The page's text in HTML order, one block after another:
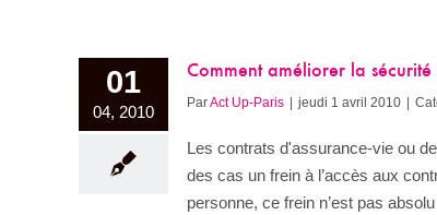
01
04, 2010
Comment améliorer la
ParAct Up-Paris | jeudi 1 avril 2010 |
Les contrats d'assurance-vie ou
des cas un frein à l’accès aux
personne, ce frein n’est pas